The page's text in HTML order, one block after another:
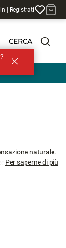
| Registrati
CERCA
naturale.
a 90°,
Per saperne di più